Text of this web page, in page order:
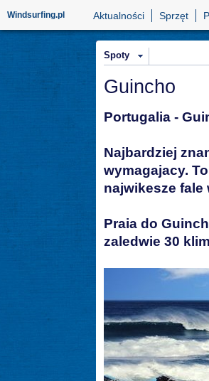
Windsurfing.pl Aktualności Sprzęt
Spoty
Guincho
Portugalia -
Najbardziej
wymagajacy.
najwikesze fale
Praia do
zaledwie 30